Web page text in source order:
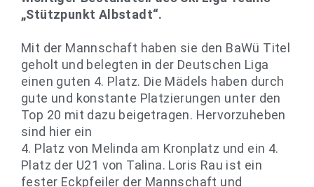
„Stützpunkt Albstadt“.
Mit der Mannschaft haben sie den BaWü Titel
geholt und belegten in der Deutschen Liga
einen guten 4. Platz. Die Mädels haben durch
gute und konstante Platzierungen unter den
Top 20 mit dazu beigetragen. Hervorzuheben
sind hier ein
4. Platz von Melinda am Kronplatz und ein 4.
Platz der U21 von Talina. Loris Rau ist ein
fester Eckpfeiler der Mannschaft und